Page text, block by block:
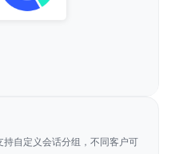
持自定义会话分组，不同客户可